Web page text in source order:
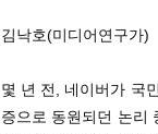
김낙호(미디어연구가)
몇 년 전, 네이버가 국
증으로 동원되던 논리